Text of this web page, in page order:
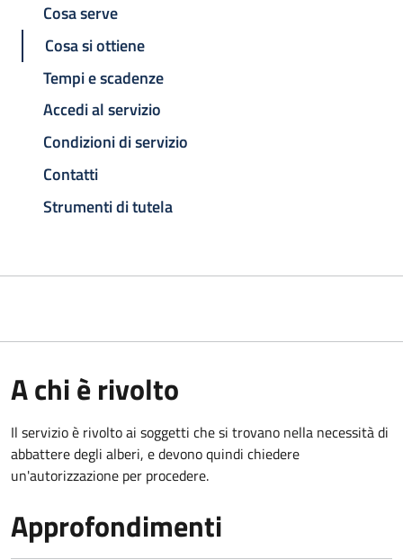
Cosa serve
Cosa si ottiene
Tempi e scadenze
Accedi al servizio
Condizioni di servizio
Contatti
Strumenti di tutela
A chi è rivolto
Il servizio è rivolto ai soggetti che si trovano nella necessità di
abbattere degli alberi, e devono quindi chiedere
un'autorizzazione per procedere.
Approfondimenti